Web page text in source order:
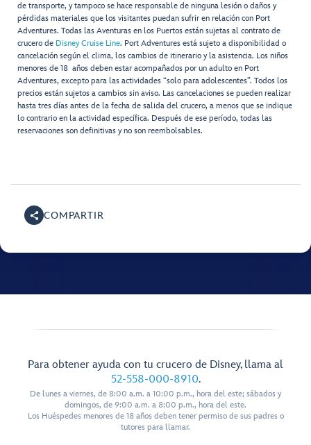
de transporte, y tampoco se hace responsable de ninguna lesión o daños y
pérdidas materiales que los visitantes puedan sufrir en relación con Port
Adventures. Todas las Aventuras en los Puertos están sujetas al contrato de
crucero de Disney Cruise Line. Port Adventures está sujeto a disponibilidad o
cancelación según el clima, los cambios de itinerario y la asistencia. Los niños
menores de 18 años deben estar acompañados por un adulto en Port
Adventures, excepto para las actividades “solo para adolescentes”. Todos los
precios están sujetos a cambios sin aviso. Las cancelaciones se pueden realizar
hasta tres días antes de la fecha de salida del crucero, a menos que se indique
lo contrario en la actividad específica. Después de ese período, todas las
reservaciones son definitivas y no son reembolsables.
COMPARTIR
Para obtener ayuda con tu crucero de Disney, llama al
52-558-000-8910.
De lunes a viernes, de 8:00 a.m. a 10:00 p.m., hora del este; sábados y
domingos, de 9:00 a.m. a 8:00 p.m., hora del este.
Los Huéspedes menores de 18 años deben tener permiso de sus padres o
tutores para llamar.